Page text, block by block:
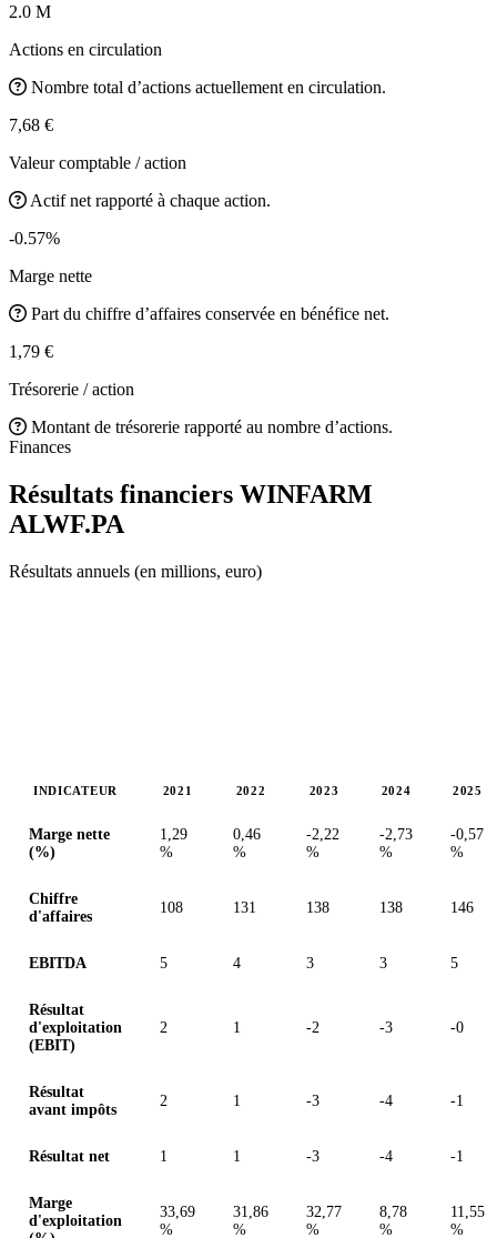
2.0 M
Actions en circulation
Nombre total d’actions actuellement en circulation.
7,68 €
Valeur comptable / action
Actif net rapporté à chaque action.
-0.57%
Marge nette
Part du chiffre d’affaires conservée en bénéfice net.
1,79 €
Trésorerie / action
Montant de trésorerie rapporté au nombre d’actions.
Finances
Résultats financiers WINFARM
ALWF.PA
Résultats annuels (en millions, euro)
INDICATEUR 2021 2022 2023 2024 2025
Marge nette
(%)
1,29
%
0,46
%
-2,22
%
-2,73
%
-0,57
%
Chiffre
d'affaires
108 131 138 138 146
EBITDA 5 4 3 3 5
Résultat
d'exploitation
(EBIT)
2 1 -2 -3 -0
Résultat
avant impôts
2 1 -3 -4 -1
Résultat net 1 1 -3 -4 -1
Marge
d'exploitation
33,69
%
31,86
%
32,77
%
8,78
%
11,55
%